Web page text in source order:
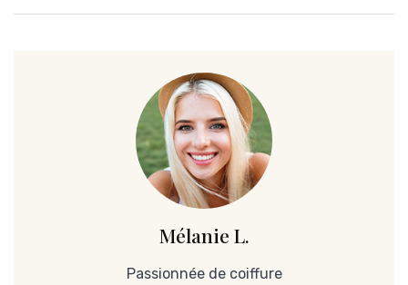
Mélanie L.
Passionnée de coiffure